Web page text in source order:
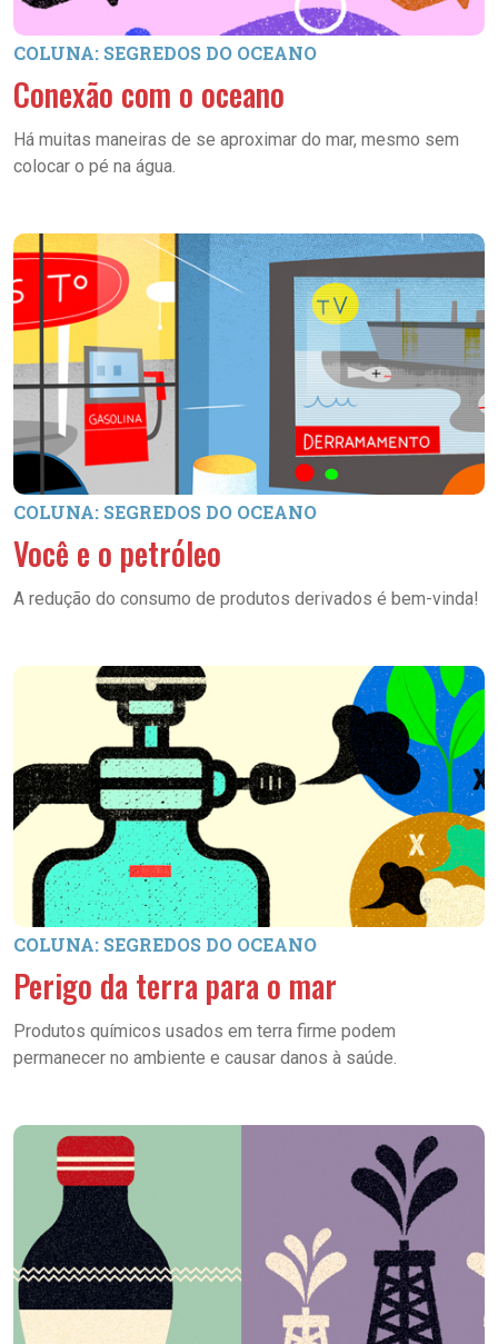
COLUNA: SEGREDOS DO OCEANO
Conexão com o oceano
Há muitas maneiras de se aproximar do mar, mesmo sem
colocar o pé na água.
COLUNA: SEGREDOS DO OCEANO
Você e o petróleo
A redução do consumo de produtos derivados é bem-vinda!
COLUNA: SEGREDOS DO OCEANO
Perigo da terra para o mar
Produtos químicos usados em terra firme podem
permanecer no ambiente e causar danos à saúde.